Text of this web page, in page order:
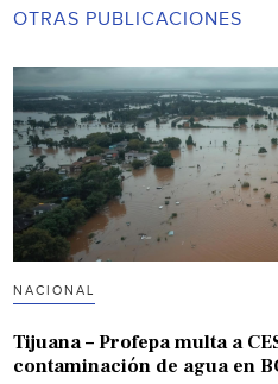
OTRAS PUBLICACIONES
NACIONAL
Tijuana – Profepa multa a
contaminación de agua en